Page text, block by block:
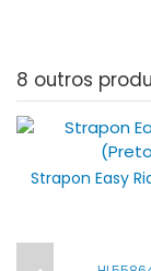
8 outros
Strapon Easy